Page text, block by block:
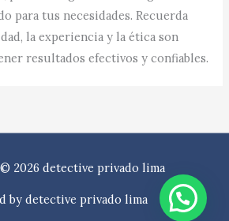
para tus necesidades. Recuerda
la experiencia y la ética son
resultados efectivos y confiables.​
2026 detective privado lima
by detective privado lima